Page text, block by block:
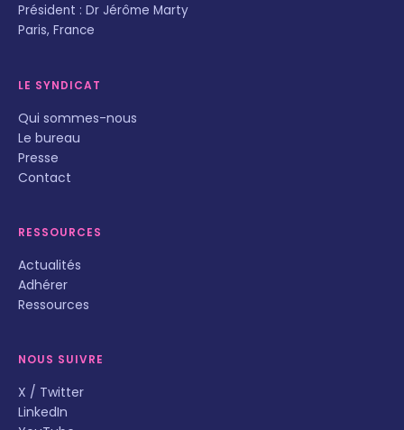
Président : Dr Jérôme Marty
Paris, France
LE SYNDICAT
Qui sommes-nous
Le bureau
Presse
Contact
RESSOURCES
Actualités
Adhérer
Ressources
NOUS SUIVRE
X / Twitter
LinkedIn